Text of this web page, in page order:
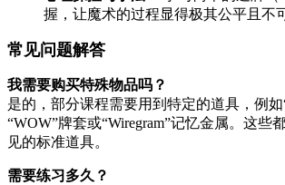
握，让魔术的过程显得极其公平且不
常见问题解答
我需要购买特殊物品吗？
是的，部分课程需要用到特定的道具，例如
“WOW”牌套或“Wiregram”记忆金属。这些
见的标准道具。
需要练习多久？